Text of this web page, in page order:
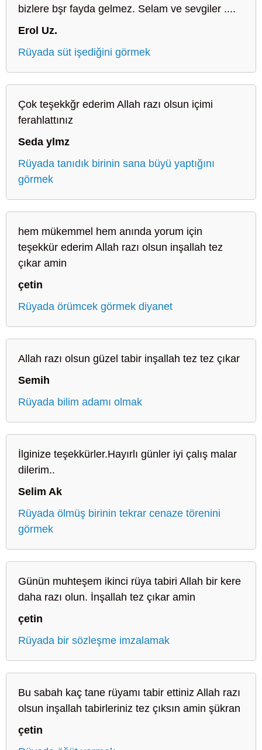
bizlere bşr fayda gelmez. Selam ve sevgiler ....
Erol Uz.
Rüyada süt işediğini görmek
Çok teşekkğr ederim Allah razı olsun içimi
ferahlattınız
Seda ylmz
Rüyada tanıdık birinin sana büyü yaptığını
görmek
hem mükemmel hem anında yorum için
teşekkür ederim Allah razı olsun inşallah tez
çıkar amin
çetin
Rüyada örümcek görmek diyanet
Allah razı olsun güzel tabir inşallah tez tez çıkar
Semih
Rüyada bilim adamı olmak
İlginize teşekkürler.Hayırlı günler iyi çalış malar
dilerim..
Selim Ak
Rüyada ölmüş birinin tekrar cenaze törenini
görmek
Günün muhteşem ikinci rüya tabiri Allah bir kere
daha razı olun. İnşallah tez çıkar amin
çetin
Rüyada bir sözleşme imzalamak
Bu sabah kaç tane rüyamı tabir ettiniz Allah razı
olsun inşallah tabirleriniz tez çıksın amin şükran
çetin